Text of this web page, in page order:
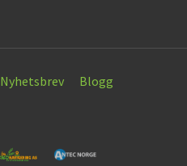
Nyhetsbrev Blogg